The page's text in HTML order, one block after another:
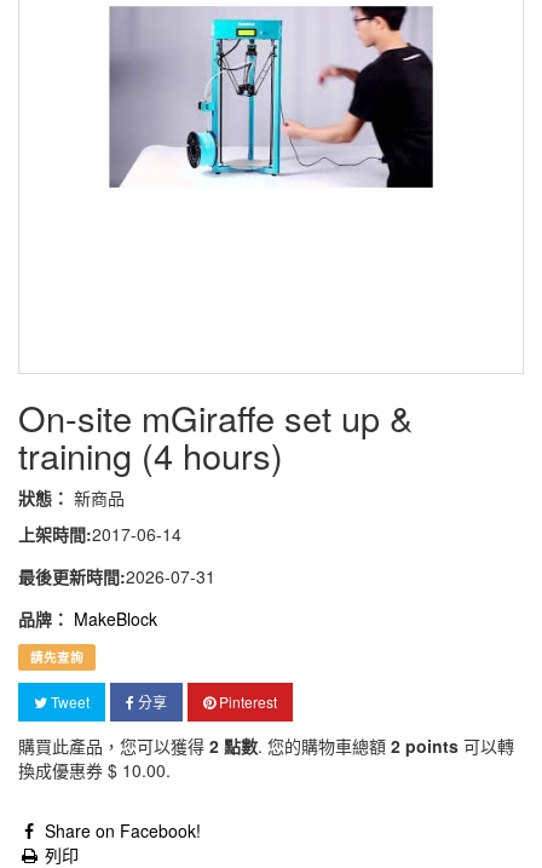
On-site mGiraffe set up &
training (4 hours)
狀態： 新商品
上架時間:2017-06-14
最後更新時間:2026-07-31
品牌： MakeBlock
請先查詢
Tweet 分享 Pinterest
購買此產品，您可以獲得 2 點數. 您的購物車總額 2 points 可以轉
換成優惠券 $ 10.00.
Share on Facebook!
列印